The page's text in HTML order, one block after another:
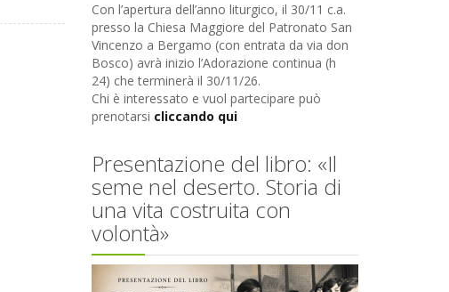
Con l’apertura dell’anno liturgico, il 30/11 c.a.
presso la Chiesa Maggiore del Patronato San
Vincenzo a Bergamo (con entrata da via don
Bosco) avrà inizio l’Adorazione continua (h
24) che terminerà il 30/11/26.
Chi è interessato e vuol partecipare può
prenotarsi cliccando qui
Presentazione del libro: «Il
seme nel deserto. Storia di
una vita costruita con
volontà»